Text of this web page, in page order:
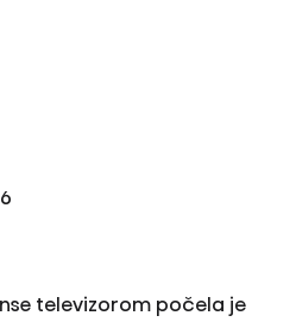
televizorom počela je